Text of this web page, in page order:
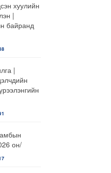
хуулийн
|
байранд
|
он/